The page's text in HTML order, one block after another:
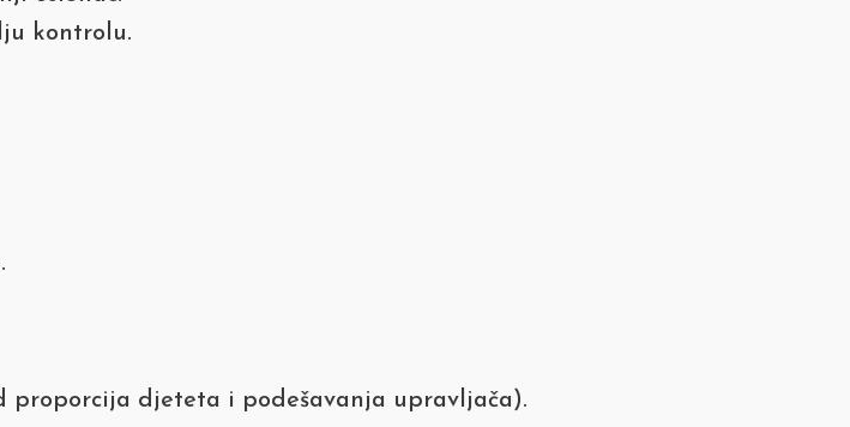
kontrolu.
proporcija djeteta i podešavanja upravljača).